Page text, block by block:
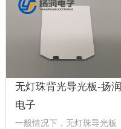
无灯珠背光导光板-扬润
电子
一般情况下，无灯珠导光板